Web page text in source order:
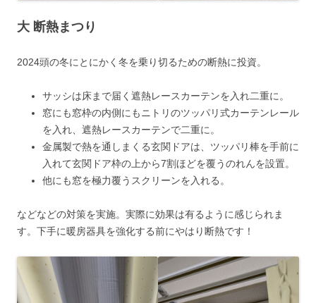
大 断熱まつり
2024頭の冬にとにかく冬を乗り切るための断熱に投資。
サッシは床まで届く遮熱レースカーテンを入れ二重に。
窓にも窓枠の内側にもニトリのツッパリ式カーテンレール
を入れ、遮熱レースカーテンで二重に。
金属製で熱を通しまくる玄関ドアは、ツッパリ棒を手前に
入れて玄関ドア枠の上から7割ほどを覆うのれんを設置。
他にも窓を極力覆うスクリーンを入れる。
などなどの対策を実施。実際に効果は有るように感じられま
す。下手に暖房器具を強化する前にやはり断熱です！